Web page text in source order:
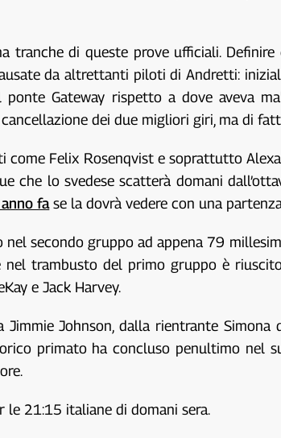
tranche di queste prove ufficiali.
da altrettanti piloti di Andretti:
Gateway rispetto a dove aveva
dei due migliori giri, ma di
Felix Rosenqvist e soprattutto
che lo svedese scatterà domani
fase la dovrà vedere con una
secondo gruppo ad appena 79
trambusto del primo gruppo è
e Jack Harvey.
Johnson, dalla rientrante
primato ha concluso penultimo nel
le 21:15 italiane di domani sera.